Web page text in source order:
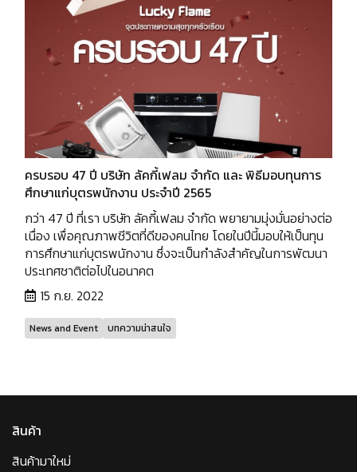
ครบรอบ 47 ปี บริษัท ลัคกี้เฟลม จำกัด และ พิธีมอบทุนการ
ศึกษาแก่บุตรพนักงาน ประจำปี 2565
กว่า 47 ปี ที่เรา บริษัท ลัคกี้เฟลม จำกัด พยายามมุ่งมั่นอย่างต่อ
เนื่อง เพื่อคุณภาพชีวิตที่ดีของคนไทย โดยในปีนี้มอบให้เป็นทุน
การศึกษาแก่บุตรพนักงาน ซึ่งจะเป็นกำลังสำคัญในการพัฒนา
ประเทศชาติต่อไปในอนาคต
15 ก.ย. 2022
News and Event บทความน่าสนใจ
สินค้า
สินค้ามาใหม่